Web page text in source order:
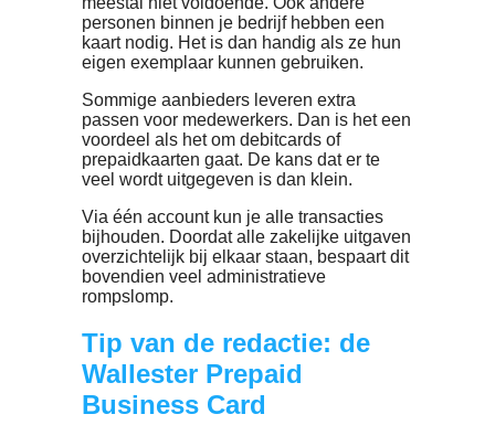
privébestedingen. Denk hierbij aan
etentjes, hotelverblijven, vluchten en het
huren van een auto. Maar ook voor
kleinere online aankopen heb je een
businesscard nodig, bijvoorbeeld voor
advertenties of het afsluiten van een
abonnement.
Eén kaart voor jou als ondernemer is
meestal niet voldoende. Ook andere
personen binnen je bedrijf hebben een
kaart nodig. Het is dan handig als ze
Sommige aanbieders leveren extra
passen voor medewerkers. Dan is het
voordeel als het om debitcards of